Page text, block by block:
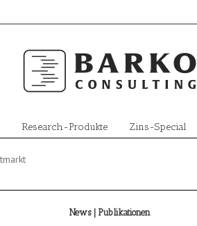
Research-Produkte Zins-Special
News | Publikationen